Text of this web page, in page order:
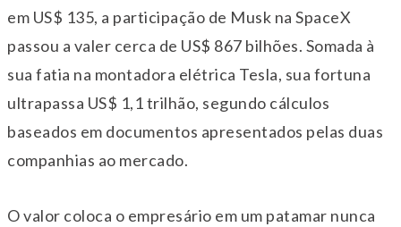
em US$ 135, a participação de Musk na SpaceX
passou a valer cerca de US$ 867 bilhões. Somada à
sua fatia na montadora elétrica Tesla, sua fortuna
ultrapassa US$ 1,1 trilhão, segundo cálculos
baseados em documentos apresentados pelas duas
companhias ao mercado.
O valor coloca o empresário em um patamar nunca